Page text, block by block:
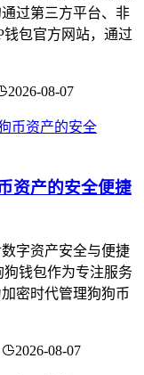
过第三方平台、非
包官方网站，通过
2026-08-07
资产的安全便捷
字资产安全与便捷
钱包作为专注服务
密时代管理狗狗币
2026-08-07